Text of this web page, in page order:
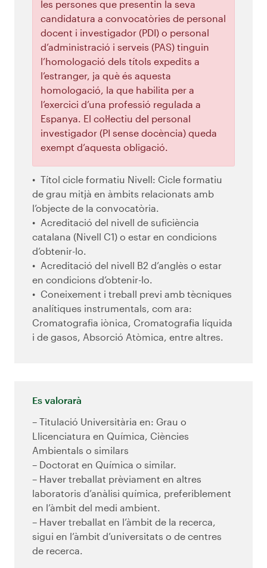
les persones que presentin la seva
candidatura a convocatòries de personal
docent i investigador (PDI) o personal
d’administració i serveis (PAS) tinguin
l’homologació dels títols expedits a
l’estranger, ja què és aquesta
homologació, la que habilita per a
l’exercici d’una professió regulada a
Espanya. El col·lectiu del personal
investigador (PI sense docència) queda
exempt d’aquesta obligació.
Títol cicle formatiu Nivell: Cicle formatiu
de grau mitjà en àmbits relacionats amb
l’objecte de la convocatòria.
Acreditació del nivell de suficiència
catalana (Nivell C1) o estar en condicions
d’obtenir-lo.
Acreditació del nivell B2 d’anglès o estar
en condicions d’obtenir-lo.
Coneixement i treball previ amb tècniques
analítiques instrumentals, com ara:
Cromatografia iònica, Cromatografia líquida
i de gasos, Absorció Atòmica, entre altres.
Es valorarà
– Titulació Universitària en: Grau o
Llicenciatura en Química, Ciències
Ambientals o similars
– Doctorat en Química o similar.
– Haver treballat prèviament en altres
laboratoris d’anàlisi química, preferiblement
en l’àmbit del medi ambient.
– Haver treballat en l’àmbit de la recerca,
sigui en l’àmbit d’universitats o de centres
de recerca.